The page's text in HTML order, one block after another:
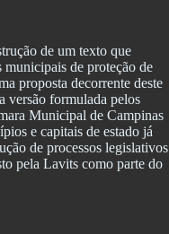
de um texto que
municipais de proteção de
proposta decorrente deste
versão formulada pelos
Municipal de Campinas
e capitais de estado já
de processos legislativos
pela Lavits como parte do